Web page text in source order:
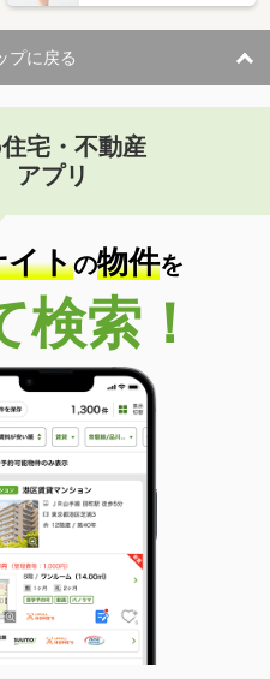
プに戻る
宅・不動産
アプリ
イトの物件を
検索！